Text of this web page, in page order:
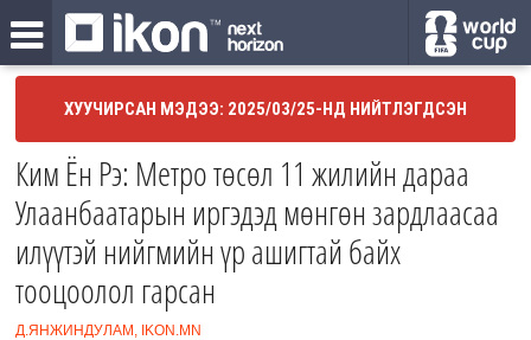
ХУУЧИРСАН МЭДЭЭ: 2025/03/25-НД НИЙТЛЭГДСЭН
Ким Ён Рэ: Метро төсөл 11 жилийн дараа
Улаанбаатарын иргэдэд мөнгөн зардлаасаа
илүүтэй нийгмийн үр ашигтай байх
тооцоолол гарсан
Д.ЯНЖИНДУЛАМ, IKON.MN